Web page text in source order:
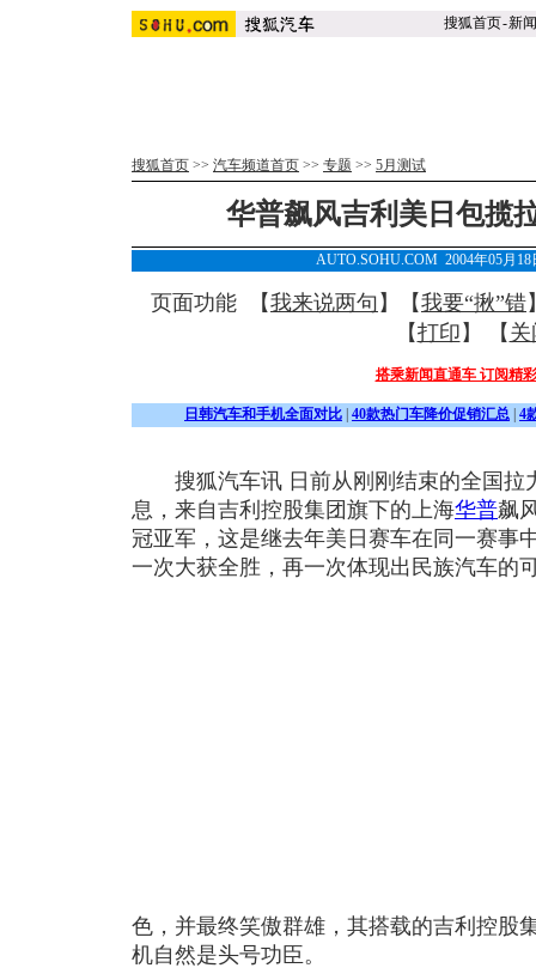
搜狐首页-新闻
搜狐首页 >> 汽车频道首页 >> 专题 >> 5月测试
华普飙风吉利美日包揽
AUTO.SOHU.COM 2004年05月
页面功能 【我来说两句 】【我要“揪”错
【打印 】 【 关
搭乘新闻直通车 订阅精
日韩汽车和手机全面对比 40款热门车降价促销汇总 4
搜狐汽车讯 日前从刚刚结束的全国拉
息，来自吉利控股集团旗下的上海华普飙
冠亚军，这是继去年美日赛车在同一赛事
一次大获全胜，再一次体现出民族汽车的
色，并最终笑傲群雄，其搭载的吉利控股
机自然是头号功臣。